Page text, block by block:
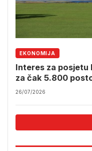
EKONOMIJA
Interes za posjetu
za čak 5.800
26/07/2026